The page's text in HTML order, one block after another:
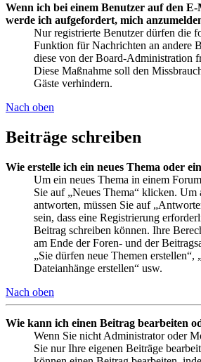
Wenn ich bei einem Benutzer auf den
werde ich aufgefordert, mich
Nur registrierte Benutzer dürfen die
Funktion für Nachrichten an andere
diese von der Board-Administration
Diese Maßnahme soll den
Gäste verhindern.
Nach oben
Beiträge schreiben
Wie erstelle ich ein neues Thema oder
Um ein neues Thema in einem
Sie auf „Neues Thema“ klicken. Um
antworten, müssen Sie auf
sein, dass eine Registrierung
Beitrag schreiben können. Ihre
am Ende der Foren- und der
„Sie dürfen neue Themen erstellen“,
Dateianhänge erstellen“ usw.
Nach oben
Wie kann ich einen Beitrag bearbeiten
Wenn Sie nicht Administrator oder
Sie nur Ihre eigenen Beiträge